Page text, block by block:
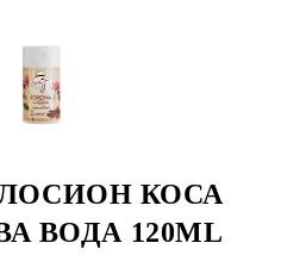
ЛОСИОН КОСА
ВОДА 120ML